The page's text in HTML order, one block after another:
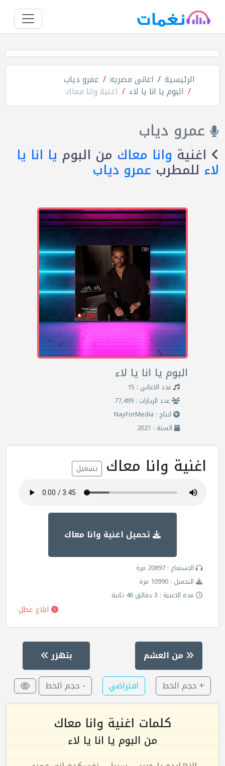
الرئيسية اغانى مصريه عمرو دياب
البوم يا انا يا لاء اغنية وانا معاك
عمرو دياب
اغنية وانا معاك من البوم يا انا يا
لاء للمطرب عمرو دياب
البوم يا انا يا لاء
عدد الاغاني : 15
عدد الزيارات : 77,499
انتاج : NayForMedia
السنة : 2021
اغنية وانا معاك تشغيل
تحميل اغنية وانا معاك
الاستماع : 20897 مرة
التحميل : 10990 مرة
مدة الاغنية : 3 دقائق 46 ثانية
ابلاغ عطل
من العشم
بتهزر
+ حجم الخط
افتراضي - حجم الخط
كلمات اغنية وانا معاك
من البوم يا انا يا لاء